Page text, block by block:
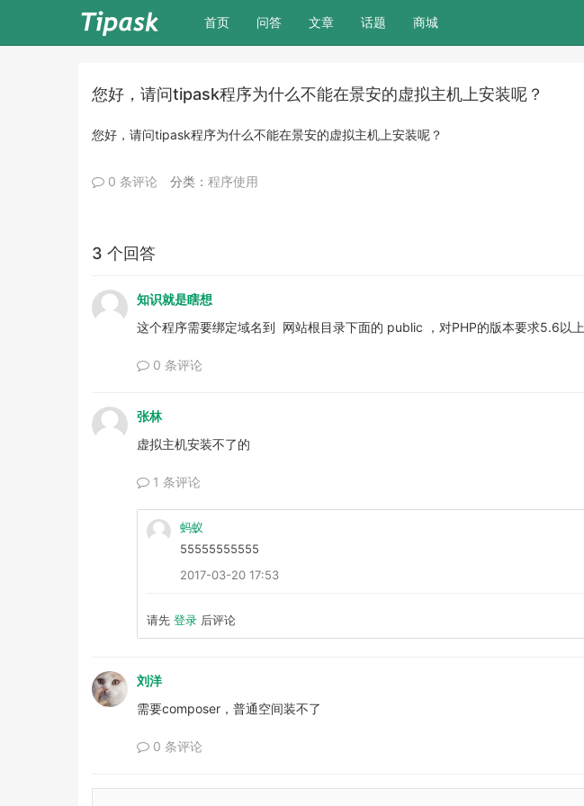
首页(current)
问答 文章 话题 商城
您好，请问tipask程序为什么不能在景安的虚拟主机上安装呢？
您好，请问tipask程序为什么不能在景安的虚拟主机上安装呢？
0 条评论 分类： 程序使用
3 个回答
知识就是瞎想
这个程序需要绑定域名到 网站根目录下面的 public ，对PHP的版本要求5.6以上
0 条评论
张林
虚拟主机安装不了的
1 条评论
蚂蚁
55555555555
2017-03-20 17:53
请先 登录 后评论
刘洋
需要composer，普通空间装不了
0 条评论